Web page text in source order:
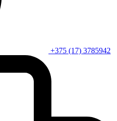
+375 (17) 3785942